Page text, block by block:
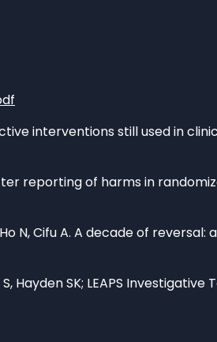
interventions still used in
reporting of harms in
N, Cifu A. A decade of reversal:
S, Hayden SK; LEAPS